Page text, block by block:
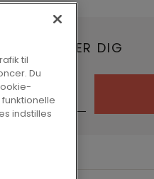
NÆR DIG
til
Du
indstilles